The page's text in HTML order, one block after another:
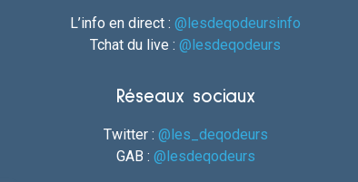
L’info en direct :@lesdeqodeursinfo
Tchat du live :@lesdeqodeurs
Réseaux sociaux
Twitter : @les_deqodeurs
GAB : @lesdeqodeurs